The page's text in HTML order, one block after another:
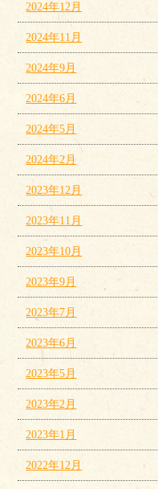
2024年12月
2024年11月
2024年9月
2024年6月
2024年5月
2024年2月
2023年12月
2023年11月
2023年10月
2023年9月
2023年7月
2023年6月
2023年5月
2023年2月
2023年1月
2022年12月